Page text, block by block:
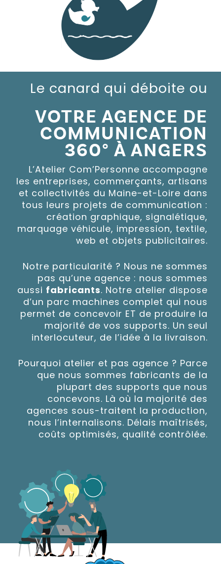
Le canard qui déboite ou
VOTRE AGENCE DE
COMMUNICATION
360° À ANGERS
L’Atelier Com’Personne accompagne
les entreprises, commerçants, artisans
et collectivités du Maine-et-Loire dans
tous leurs projets de communication :
création graphique, signalétique,
marquage véhicule, impression, textile,
web et objets publicitaires.
Notre particularité ? Nous ne sommes
pas qu’une agence : nous sommes
aussi fabricants. Notre atelier dispose
d’un parc machines complet qui nous
permet de concevoir ET de produire la
majorité de vos supports. Un seul
interlocuteur, de l’idée à la livraison.
Pourquoi atelier et pas agence ? Parce
que nous sommes fabricants de la
plupart des supports que nous
concevons. Là où la majorité des
agences sous-traitent la production,
nous l’internalisons. Délais maîtrisés,
coûts optimisés, qualité contrôlée.